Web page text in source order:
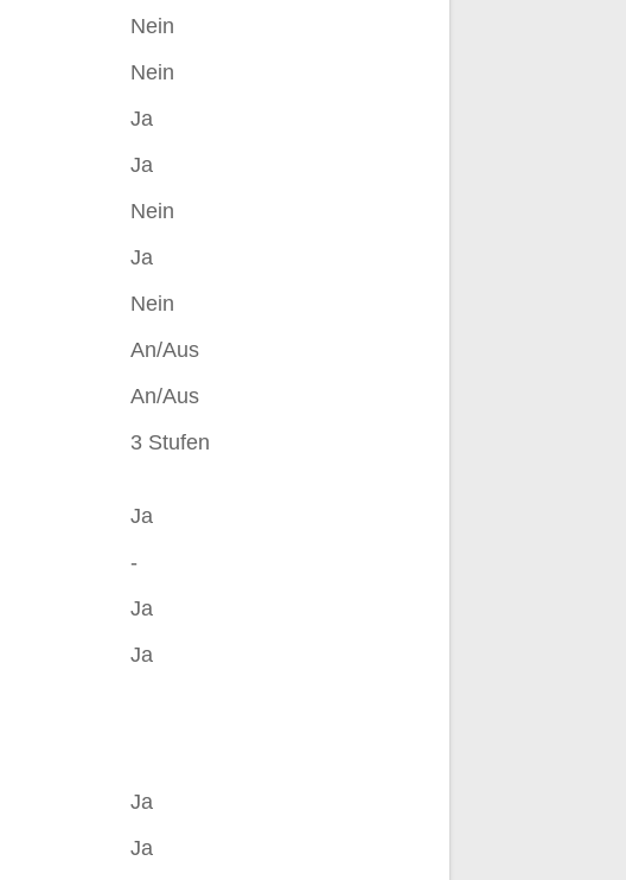
Nein
Nein
Ja
Ja
Nein
Ja
Nein
An/Aus
An/Aus
3 Stufen
Ja
-
Ja
Ja
Ja
Ja